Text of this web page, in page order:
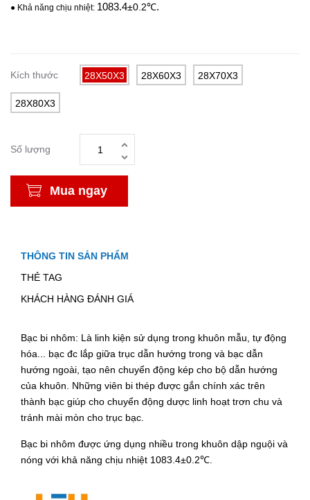
● Khả năng chịu nhiệt: 1083.4±0.2℃.
Kích thước 28X50X3 28X60X3 28X70X3
28X80X3
Số lượng
Mua ngay
THÔNG TIN SẢN PHẨM
THẺ TAG
KHÁCH HÀNG ĐÁNH GIÁ
Bạc bi nhôm: Là linh kiện sử dụng trong khuôn mẫu, tự động
hóa... bạc đc lắp giữa trục dẫn hướng trong và bạc dẫn
hướng ngoài, tạo nên chuyển động kép cho bộ dẫn hướng
của khuôn. Những viên bi thép được gắn chính xác trên
thành bạc giúp cho chuyển động dược linh hoạt trơn chu và
tránh mài mòn cho trục bạc.
Bạc bi nhôm được ứng dụng nhiều trong khuôn dập nguội và
nóng với khả năng chịu nhiệt 1083.4±0.2℃